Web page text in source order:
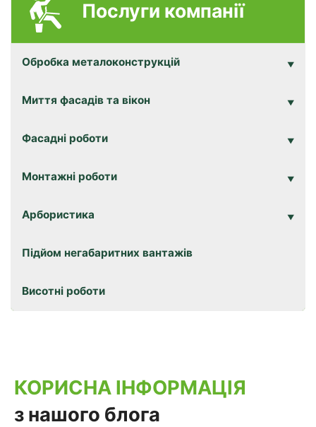
Послуги компанії
Обробка металоконструкцій
Миття фасадів та вікон
Фасадні роботи
Монтажні роботи
Арбористика
Підйом негабаритних вантажів
Висотні роботи
КОРИСНА ІНФОРМАЦІЯ
з нашого блога